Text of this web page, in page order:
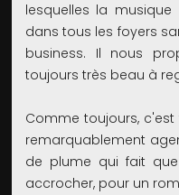
lesquelles la
dans tous les foyers
business. Il nous
toujours très beau à
Comme toujours,
remarquablement
de plume qui fait
accrocher, pour un